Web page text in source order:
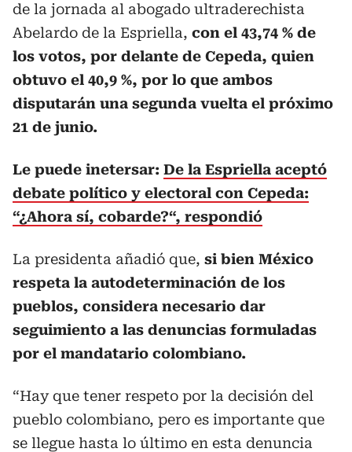
de la jornada al abogado ultraderechista
Abelardo de la Espriella, con el 43,74 % de
los votos, por delante de Cepeda, quien
obtuvo el 40,9 %, por lo que ambos
disputarán una segunda vuelta el próximo
21 de junio.
Le puede inetersar: De la Espriella aceptó
debate político y electoral con Cepeda:
“¿Ahora sí, cobarde?“, respondió
La presidenta añadió que, si bien México
respeta la autodeterminación de los
pueblos, considera necesario dar
seguimiento a las denuncias formuladas
por el mandatario colombiano.
“Hay que tener respeto por la decisión del
pueblo colombiano, pero es importante que
se llegue hasta lo último en esta denuncia